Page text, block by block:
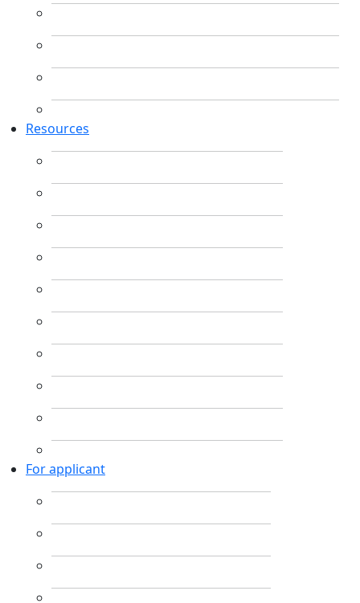
Resources
For applicant